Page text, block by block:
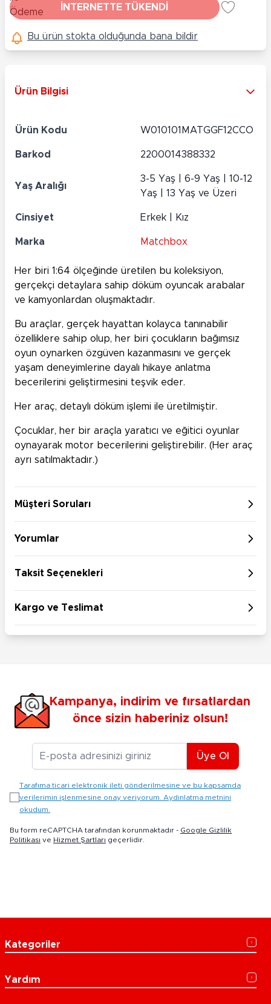
İNTERNETTE TÜKENDİ
Bu ürün stokta olduğunda bana bildir
Ürün Bilgisi
Ürün Kodu W010101MATGGF12CCO
Barkod 2200014388332
Yaş Aralığı
3-5 Yaş | 6-9 Yaş | 10-12
Yaş | 13 Yaş ve Üzeri
Cinsiyet Erkek | Kız
Marka Matchbox
Her biri 1:64 ölçeğinde üretilen bu koleksiyon,
gerçekçi detaylara sahip döküm oyuncak arabalar
ve kamyonlardan oluşmaktadır.
Bu araçlar, gerçek hayattan kolayca tanınabilir
özelliklere sahip olup, her biri çocukların bağımsız
oyun oynarken özgüven kazanmasını ve gerçek
yaşam deneyimlerine dayalı hikaye anlatma
becerilerini geliştirmesini teşvik eder.
Her araç, detaylı döküm işlemi ile üretilmiştir.
Çocuklar, her bir araçla yaratıcı ve eğitici oyunlar
oynayarak motor becerilerini geliştirebilir. (Her araç
ayrı satılmaktadır.)
Müşteri Soruları
Yorumlar
Taksit Seçenekleri
Kargo ve Teslimat
Kampanya, indirim ve fırsatlardan
önce sizin haberiniz olsun!
E-posta Adresiniz
Üye Ol
Tarafıma ticari elektronik ileti gönderilmesine ve bu kapsamda
verilerimin işlenmesine onay veriyorum. Aydınlatma metnini
okudum.
Bu form reCAPTCHA tarafından korunmaktadır - Google Gizlilik
Politikası ve Hizmet Şartları geçerlidir.
Kategoriler
Yardım